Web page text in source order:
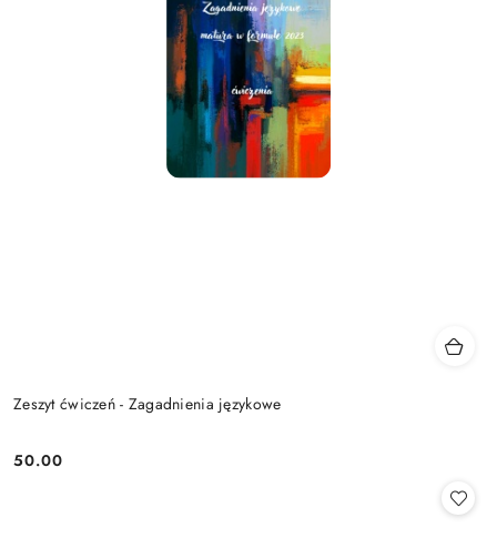
Zeszyt ćwiczeń - Zagadnienia językowe
Cena:
50.00